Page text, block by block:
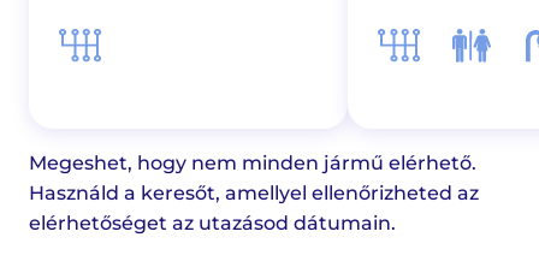
Megeshet, hogy nem minden jármű elérhető.
Használd a keresőt, amellyel ellenőrizheted az
elérhetőséget az utazásod dátumain.